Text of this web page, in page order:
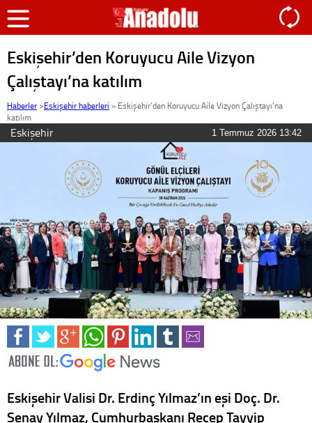
Eskişehir’den Koruyucu Aile Vizyon
Çalıştayı’na katılım
Haberler >Eskişehir haberleri » Eskişehir’den Koruyucu Aile Vizyon Çalıştayı’na
katılım
Eskişehir 1 Temmuz 2026 13:42
Eskişehir Valisi Dr. Erdinç Yılmaz’ın eşi Doç. Dr.
Şenay Yılmaz, Cumhurbaşkanı Recep Tayyip